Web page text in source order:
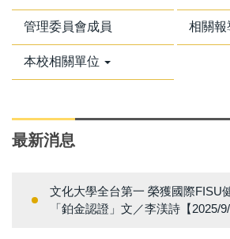
管理委員會成員 相關報
本校相關單位
最新消息
文化大學全台第一 榮獲國際FISU
「鉑金認證」文／李渼詩【2025/9/